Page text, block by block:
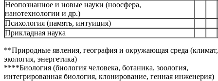
Неопознанное и новые науки (ноосфера,
нанотехнологии и др.)
Психология (память, интуиция)
Прикладная наука
**Природные явления, география и окружающая среда (климат,
экология, энергетика)
****Биология (биология человека, ботаника, зоология,
интегрированная биология, клонирование, генная инженерия)